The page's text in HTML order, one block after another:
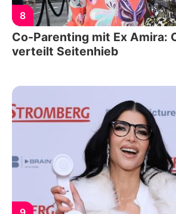
8
Co-Parenting mit Ex Amira:
verteilt Seitenhieb